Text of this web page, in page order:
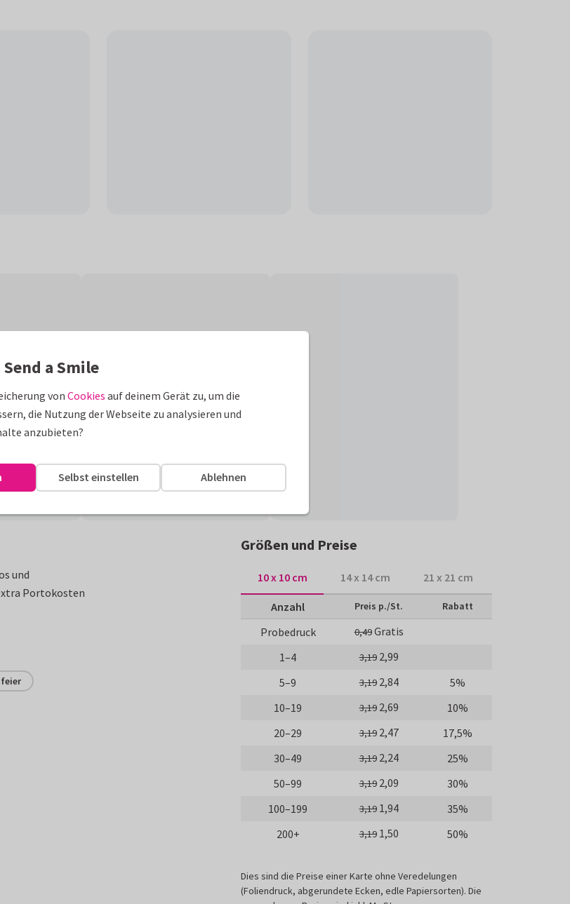
und
Portokosten
Größen und Preise
10 x 10 cm 14 x 14 cm 21 x 21 cm
Anzahl Preis p./St. Rabatt
Probedruck 0,49Gratis
1–4
3,19 2,99
5–9
3,19 2,84
5%
10–19
3,19 2,69
10%
20–29
3,19 2,47
17,5%
30–49
3,19 2,24
25%
50–99
3,19 2,09
30%
100–199
3,19 1,94
35%
200+
3,19 1,50 50%
Dies sind die Preise einer Karte ohne Veredelungen
(Foliendruck, abgerundete Ecken, edle Papiersorten). Die
a Smile
von Cookies auf deinem Gerät zu, um die
die Nutzung der Webseite zu analysieren und
anzubieten?
Ablehnen
Selbst einstellen